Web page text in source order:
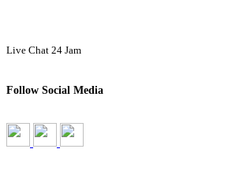
Live Chat 24 Jam
Follow Social Media